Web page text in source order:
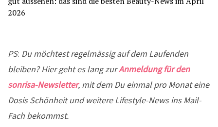
PS: Du möchtest regelmässig auf dem Laufenden
bleiben? Hier geht es lang zurAnmeldung für den
sonrisa-Newsletter, mit dem Du einmal pro Monat eine
Dosis Schönheit und weitere Lifestyle-News ins Mail-
Fach bekommst.